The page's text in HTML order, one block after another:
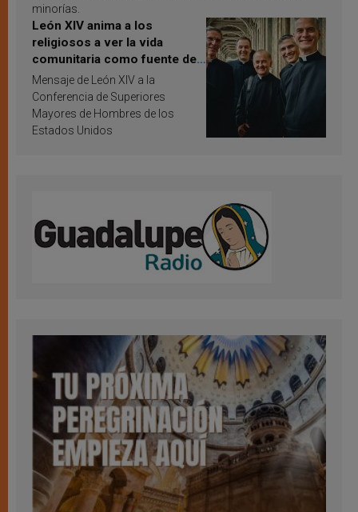
minorías.
León XIV anima a los
religiosos a ver la vida
comunitaria como fuente de
inspiración y santificación
Mensaje de León XIV a la
Conferencia de Superiores
Mayores de Hombres de los
Estados Unidos